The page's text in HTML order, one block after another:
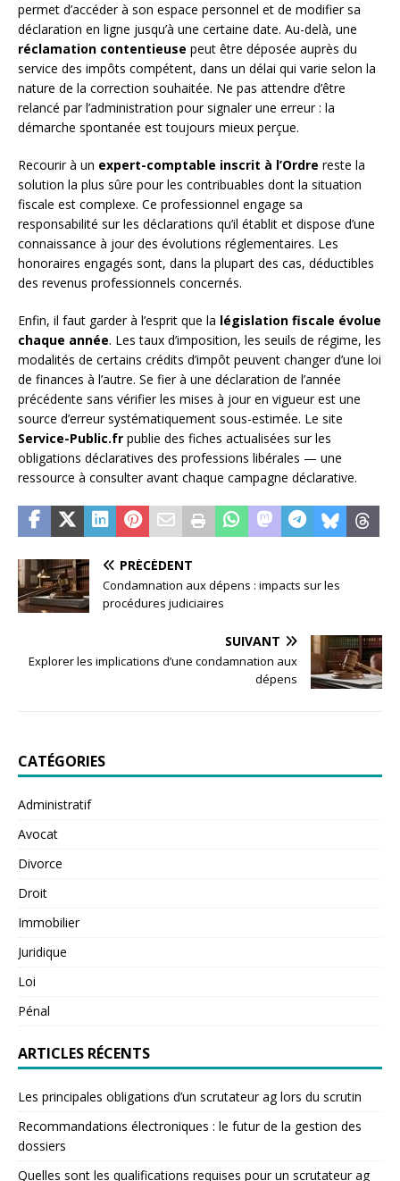
permet d’accéder à son espace personnel et de modifier sa
déclaration en ligne jusqu’à une certaine date. Au-delà, une
réclamation contentieuse peut être déposée auprès du
service des impôts compétent, dans un délai qui varie selon la
nature de la correction souhaitée. Ne pas attendre d’être
relancé par l’administration pour signaler une erreur : la
démarche spontanée est toujours mieux perçue.
Recourir à un expert-comptable inscrit à l’Ordre reste la
solution la plus sûre pour les contribuables dont la situation
fiscale est complexe. Ce professionnel engage sa
responsabilité sur les déclarations qu’il établit et dispose d’une
connaissance à jour des évolutions réglementaires. Les
honoraires engagés sont, dans la plupart des cas, déductibles
des revenus professionnels concernés.
Enfin, il faut garder à l’esprit que la législation fiscale évolue
chaque année. Les taux d’imposition, les seuils de régime, les
modalités de certains crédits d’impôt peuvent changer d’une loi
de finances à l’autre. Se fier à une déclaration de l’année
précédente sans vérifier les mises à jour en vigueur est une
source d’erreur systématiquement sous-estimée. Le site
Service-Public.fr publie des fiches actualisées sur les
obligations déclaratives des professions libérales — une
ressource à consulter avant chaque campagne déclarative.
PRÉCÉDENT
Condamnation aux dépens : impacts sur les
procédures judiciaires
SUIVANT
Explorer les implications d’une condamnation aux
dépens
CATÉGORIES
Administratif
Avocat
Divorce
Droit
Immobilier
Juridique
Loi
Pénal
ARTICLES RÉCENTS
Les principales obligations d’un scrutateur ag lors du scrutin
Recommandations électroniques : le futur de la gestion des
dossiers
Quelles sont les qualifications requises pour un scrutateur ag